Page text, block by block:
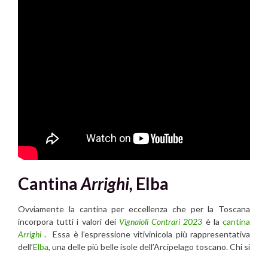
Cantina Arrighi, Elba
Ovviamente la cantina per eccellenza che per la Toscana
incorpora tutti i valori dei Vignaioli Contrari 2023 è lacantina
Arrighi . Essa è l’espressione vitivinicola più rappresentativa
dell’Elba, una delle più belle isole dell’Arcipelago toscano. Chi si